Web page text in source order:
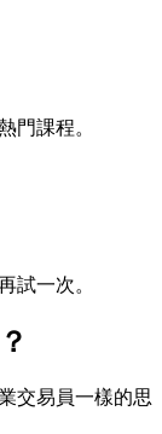
門課程。
試一次。
交易員一樣的思